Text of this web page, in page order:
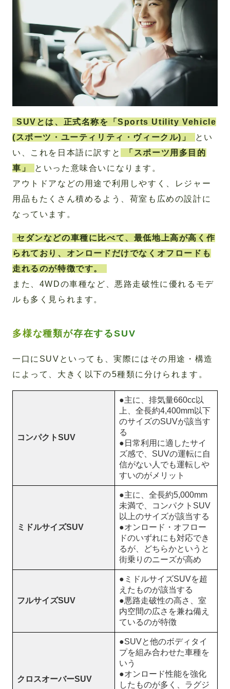
SUVとは、正式名称を「Sports Utility Vehicle
(スポーツ・ユーティリティ・ヴィークル)」
とい
い、これを日本語に訳すと
「スポーツ用多目的
車」
といった意味合いになります。
アウトドアなどの用途で利用しやすく、レジャー
用品もたくさん積めるよう、荷室も広めの設計に
なっています。
セダンなどの車種に比べて、最低地上高が高く作
られており、オンロードだけでなくオフロードも
走れるのが特徴です。
また、4WDの車種など、悪路走破性に優れるモデ
ルも多く見られます。
多様な種類が存在するSUV
一口にSUVといっても、実際にはその用途・構造
によって、大きく以下の5種類に分けられます。
コンパクトSUV
●主に、排気量660cc以
上、全長約4,400mm以下
のサイズのSUVが該当す
る
●日常利用に適したサイ
ズ感で、SUVの運転に自
信がない人でも運転しや
すいのがメリット
ミドルサイズSUV
●主に、全長約5,000mm
未満で、コンパクトSUV
以上のサイズが該当する
●オンロード・オフロー
ドのいずれにも対応でき
るが、どちらかというと
街乗りのニーズが高め
フルサイズSUV
●ミドルサイズSUVを超
えたものが該当する
●悪路走破性の高さ、室
内空間の広さを兼ね備え
ているのが特徴
クロスオーバーSUV
●SUVと他のボディタイ
プを組み合わせた車種を
いう
●オンロード性能を強化
したものが多く、ラグジ